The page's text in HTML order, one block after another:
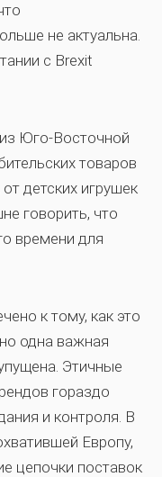
не актуальна.
с Brexit
Юго-Восточной
товаров
детских игрушек
говорить, что
времени для
к тому, как это
одна важная
Этичные
гораздо
и контроля. В
Европу,
цепочки поставок